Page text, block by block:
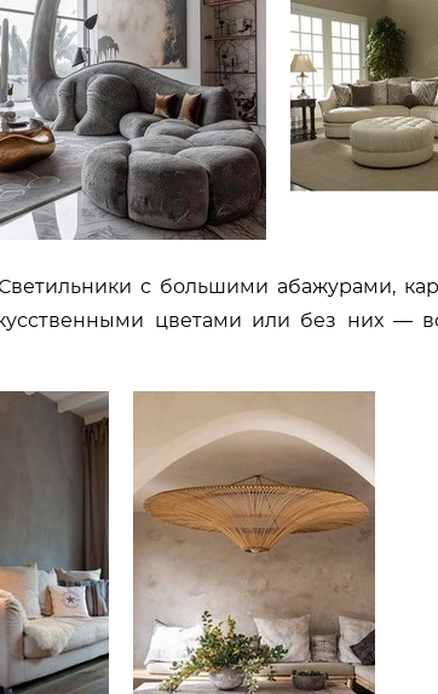
с большими абажурами,
цветами или без них —